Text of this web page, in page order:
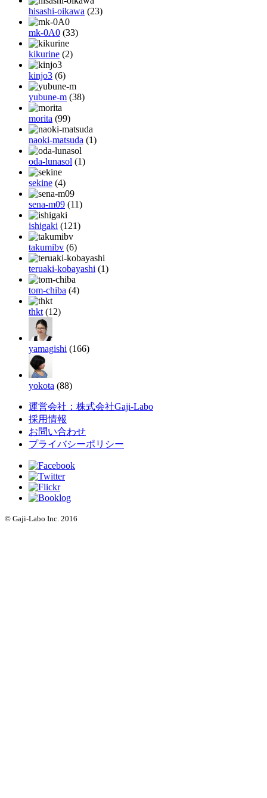
hisashi-oikawa (23)
mk-0A0 (33)
kikurine (2)
kinjo3 (6)
yubune-m (38)
morita (99)
naoki-matsuda (1)
oda-lunasol (1)
sekine (4)
sena-m09 (11)
ishigaki (121)
takumibv (6)
teruaki-kobayashi (1)
tom-chiba (4)
thkt (12)
yamagishi (166)
yokota (88)
運営会社：株式会社Gaji-Labo
採用情報
お問い合わせ
プライバシーポリシー
© Gaji-Labo Inc. 2016